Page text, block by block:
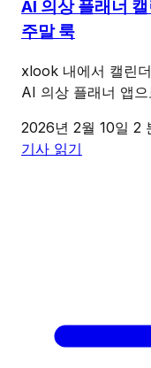
AI 의상 플래너
주말 룩
xlook 내에서 캘린
AI 의상 플래너 앱
2026년 2월 10일 2
기사 읽기